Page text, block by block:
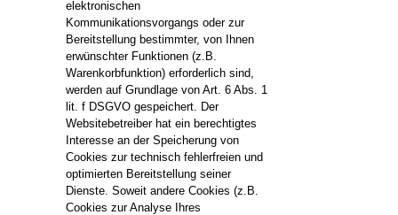
elektronischen
Kommunikationsvorgangs oder zur
Bereitstellung bestimmter, von Ihnen
erwünschter Funktionen (z.B.
Warenkorbfunktion) erforderlich sind,
werden auf Grundlage von Art. 6 Abs. 1
lit. f DSGVO gespeichert. Der
Websitebetreiber hat ein berechtigtes
Interesse an der Speicherung von
Cookies zur technisch fehlerfreien und
optimierten Bereitstellung seiner
Dienste. Soweit andere Cookies (z.B.
Cookies zur Analyse Ihres